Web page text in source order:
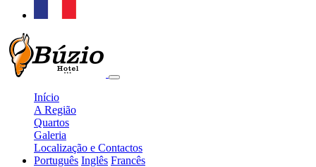
Início
A Região
Quartos
Galeria
Localização e Contactos
Português Inglês Francês